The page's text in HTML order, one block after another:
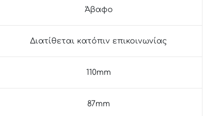
Άβαφο
Διατίθεται κατόπιν επικοινωνίας
110mm
87mm